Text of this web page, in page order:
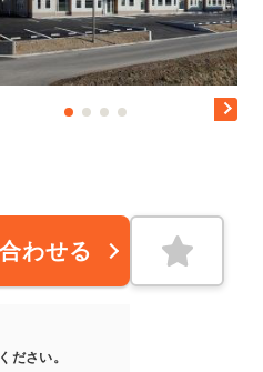
わせる
ださい。